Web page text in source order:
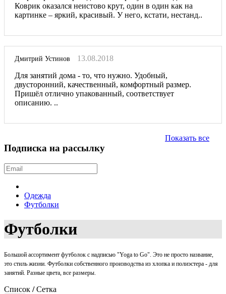
Коврик оказался неистово крут, один в один как на
картинке – яркий, красивый. У него, кстати, нестанд..
Дмитрий Устинов
13.08.2018
Для занятий дома - то, что нужно. Удобный,
двусторонний, качественный, комфортный размер.
Пришёл отлично упакованный, соответствует
описанию. ..
Показать все
Подписка на рассылку
Одежда
Футболки
Футболки
Большой ассортимент футболок с надписью "Yoga to Go". Это не просто название,
это стиль жизни. Футболки собственного производства из хлопка и полиэстера - для
занятий. Разные цвета, все размеры.
Список / Сетка